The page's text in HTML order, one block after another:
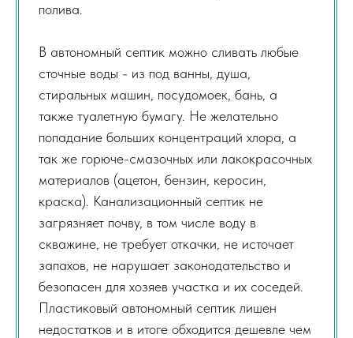
полива.
В автономный септик можно сливать любые
сточные воды - из под ванны, душа,
стиральных машин, посудомоек, бань, а
также туалетную бумагу. Не желательно
попадание больших концентраций хлора, а
так же горюче-смазочных или лакокрасочных
материалов (ацетон, бензин, керосин,
краска). Канализационный септик не
загрязняет почву, в том числе воду в
скважине, не требует откачки, не источает
запахов, не нарушает законодательство и
безопасен для хозяев участка и их соседей.
Пластиковый автономный септик лишен
недостатков и в итоге обходится дешевле чем